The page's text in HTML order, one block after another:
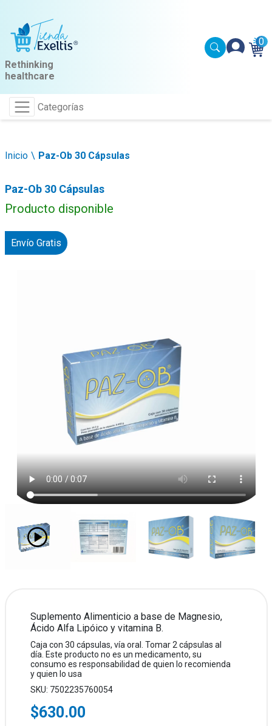
Rethinking
healthcare
0
Categorías
Inicio Paz-Ob 30 Cápsulas
Paz-Ob 30 Cápsulas
Producto disponible
Envío Gratis
Suplemento Alimenticio a base de Magnesio,
Ácido Alfa Lipóico y vitamina B.
Caja con 30 cápsulas, vía oral. Tomar 2 cápsulas al
día. Este producto no es un medicamento, su
consumo es responsabilidad de quien lo recomienda
y quien lo usa
SKU: 7502235760054
$630.00